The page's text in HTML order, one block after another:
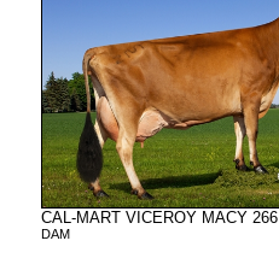
CAL-MART VICEROY MACY 266
DAM